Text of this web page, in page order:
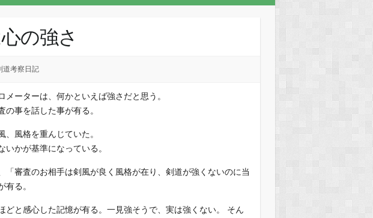
の強さ
道考察日記
ーターは、何かといえば強さだと思う。
事を話した事が有る。
風格を重んじていた。
かが基準になっている。
「審査のお相手は剣風が良く風格が在り、剣道が強くないのに当
有る。
どと感心した記憶が有る。一見強そうで、実は強くない。 そん